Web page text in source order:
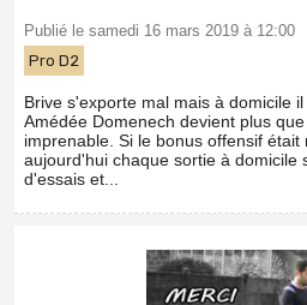
Publié le samedi 16 mars 2019 à 12:00
Pro D2
Brive s'exporte mal mais à domicile
Amédée Domenech devient plus
imprenable. Si le bonus offensif était
aujourd'hui chaque sortie à domicile
d'essais et...